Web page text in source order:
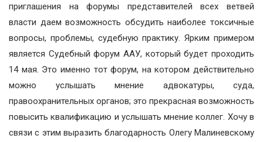
приглашения на форумы представителей всех ветвей
власти даем возможность обсудить наиболее токсичные
вопросы, проблемы, судебную практику. Ярким примером
является Судебный форум ААУ, который будет проходить
14 мая. Это именно тот форум, на котором действительно
можно услышать мнение адвокатуры, суда,
правоохранительных органов; это прекрасная возможность
повысить квалификацию и услышать мнение коллег. Хочу в
связи с этим выразить благодарность Олегу Малиневскому